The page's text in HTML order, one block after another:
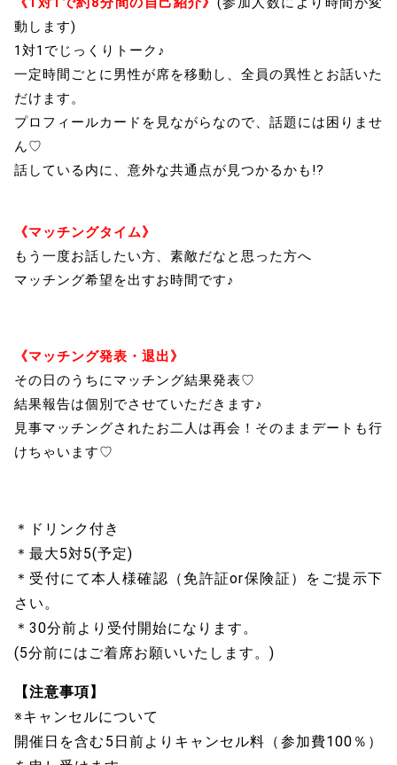
動します)
1対1でじっくりトーク♪
一定時間ごとに男性が席を移動し、全員の異性とお話いた
だけます。
プロフィールカードを見ながらなので、話題には困りませ
ん♡
話している内に、意外な共通点が見つかるかも!?
《マッチングタイム》
もう一度お話したい方、素敵だなと思った方へ
マッチング希望を出すお時間です♪
《マッチング発表・退出》
その日のうちにマッチング結果発表♡
結果報告は個別でさせていただきます♪
見事マッチングされたお二人は再会！そのままデートも行
けちゃいます♡
＊ドリンク付き
＊最大5対5(予定)
＊受付にて本人様確認（免許証or保険証）をご提示下
さい。
＊30分前より受付開始になります。
(5分前にはご着席お願いいたします。)
【注意事項】
※キャンセルについて
開催日を含む5日前よりキャンセル料（参加費100％）